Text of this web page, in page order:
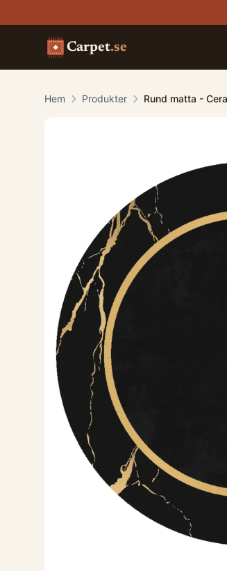
Carpet.se
Hem Produkter Rund matta -